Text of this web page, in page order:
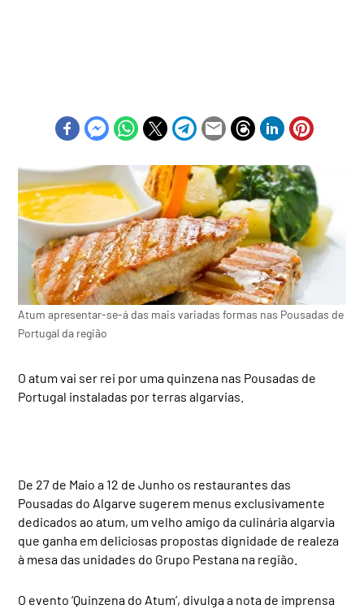
Atum apresentar-se-á das mais variadas formas nas Pousadas de
Portugal da região
O atum vai ser rei por uma quinzena nas Pousadas de
Portugal instaladas por terras algarvias.
De 27 de Maio a 12 de Junho os restaurantes das
Pousadas do Algarve sugerem menus exclusivamente
dedicados ao atum, um velho amigo da culinária algarvia
que ganha em deliciosas propostas dignidade de realeza
à mesa das unidades do Grupo Pestana na região.
O evento ‘Quinzena do Atum’, divulga a nota de imprensa